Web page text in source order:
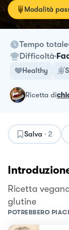
Modalità
Tempo totale
Difficoltà
Healthy
ricetta di
Salva · 2
Ricetta
glutine
POTREBBERO